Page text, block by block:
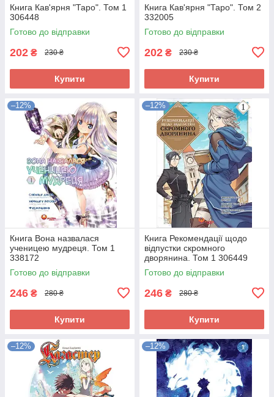
Книга Кав'ярня "Таро". Том 1
306448
Готово до відправки
202 ₴ 230 ₴
Купити
Книга Кав'ярня "Таро". Том 2
332005
Готово до відправки
202 ₴ 230 ₴
Купити
–12%
Книга Вона назвалася
ученицею мудреця. Том 1
338172
Готово до відправки
246 ₴ 280 ₴
Купити
–12%
Книга Рекомендації щодо
відпустки скромного
дворянина. Том 1 306449
Готово до відправки
246 ₴ 280 ₴
Купити
–12% –12%